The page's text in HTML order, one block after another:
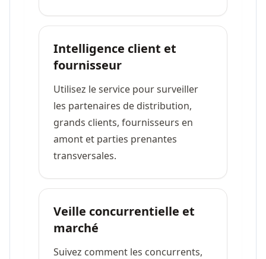
Intelligence client et
fournisseur
Utilisez le service pour surveiller
les partenaires de distribution,
grands clients, fournisseurs en
amont et parties prenantes
transversales.
Veille concurrentielle et
marché
Suivez comment les concurrents,